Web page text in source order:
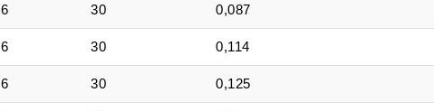
6 30 0,087
6 30 0,114
6 30 0,125